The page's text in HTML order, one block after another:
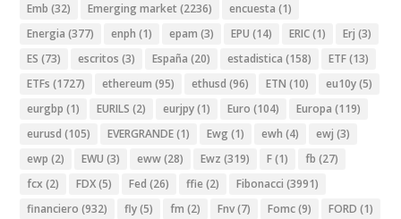
Emb (32) Emerging market (2236) encuesta (1)
Energia (377) enph (1) epam (3) EPU (14) ERIC(1) Erj (3)
ES (73) escritos (3) España (20) estadistica (158) ETF(13)
ETFs (1727) ethereum (95) ethusd (96) ETN (10) eu10y(5)
eurgbp (1) EURILS (2) eurjpy(1) Euro (104) Europa (119)
eurusd (105) EVERGRANDE(1) Ewg (1) ewh (4) ewj (3)
ewp (2) EWU (3) eww(28) Ewz (319) F(1) fb (27)
fcx (2) FDX(5) Fed (26) ffie (2) Fibonacci (3991)
financiero (932) fly(5) fm (2) Fnv(7) Fomc(9) FORD (1)